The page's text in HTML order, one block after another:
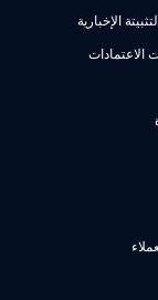
الإخبارية
الاعتمادات